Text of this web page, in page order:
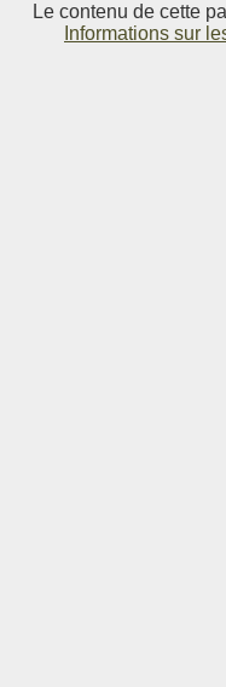
Le contenu de cette
Informations sur